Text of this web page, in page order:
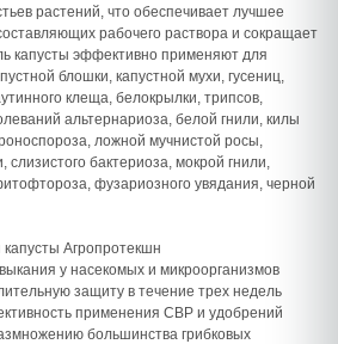
растений, что обеспечивает лучшее
рабочего раствора и сокращает
капусты эффективно применяют для
блошки, капустной мухи, гусениц,
клеща, белокрылки, трипсов,
альтернариоза, белой гнили, килы
ложной мучнистой росы,
слизистого бактериоза, мокрой гнили,
фузариозного увядания, черной
Агропротекшн
у насекомых и микроорганизмов
защиту в течение трех недель
применения СВР и удобрений
большинства грибковых